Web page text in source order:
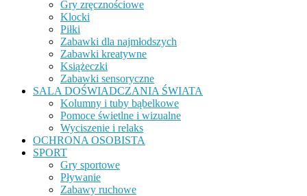
Gry zręcznościowe
Klocki
Piłki
Zabawki dla najmłodszych
Zabawki kreatywne
Książeczki
Zabawki sensoryczne
SALA DOŚWIADCZANIA ŚWIATA
Kolumny i tuby bąbelkowe
Pomoce świetlne i wizualne
Wyciszenie i relaks
OCHRONA OSOBISTA
SPORT
Gry sportowe
Pływanie
Zabawy ruchowe